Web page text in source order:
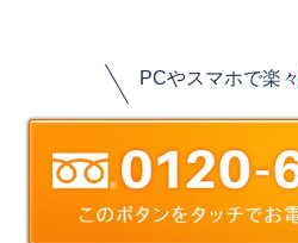
PCやスマホで楽々